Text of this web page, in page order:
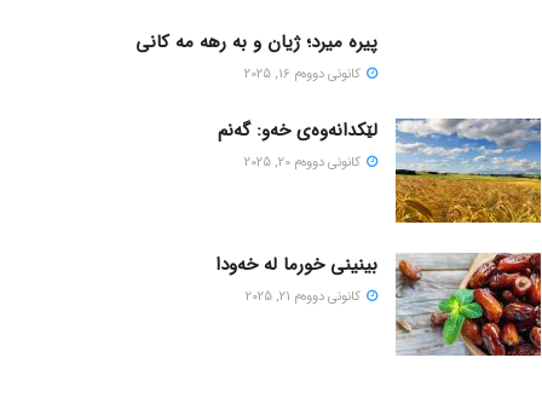
پیره میرد؛ ژیان و به رهه مه کانی
كانونی دووه‌م 16, 2025
لێکدانەوەی خەو: گەنم
كانونی دووه‌م 20, 2025
بینینی خورما لە خەودا
كانونی دووه‌م 21, 2025